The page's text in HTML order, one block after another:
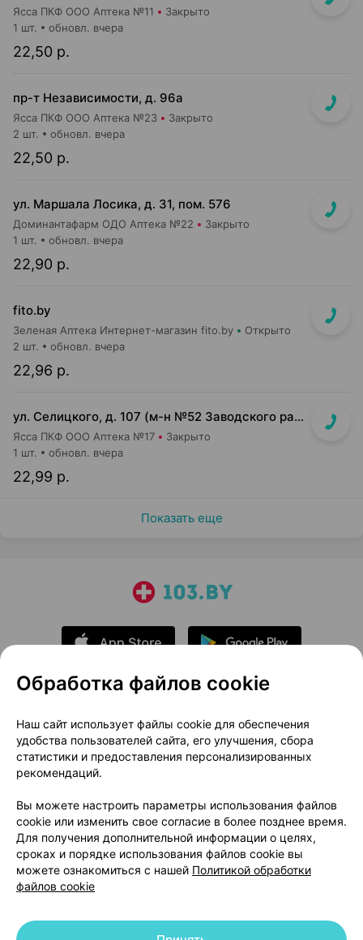
Ясса ПКФ ООО Аптека №11 Закрыто
22,50 р.
1 шт. обновл. вчера
пр-т Независимости, д. 96а
Ясса ПКФ ООО Аптека №23 Закрыто
22,50 р.
2 шт. обновл. вчера
ул. Маршала Лосика, д. 31, пом. 576
Доминантафарм ОДО Аптека №22 Закрыто
22,90 р.
1 шт. обновл. вчера
fito.by
Зеленая Аптека Интернет-магазин fito.by Открыто
22,96 р.
2 шт. обновл. вчера
ул. Селицкого, д. 107 (м-н №52 Заводского райпищеторга)
Ясса ПКФ ООО Аптека №17 Закрыто
22,99 р.
1 шт. обновл. вчера
Показать еще
О проекте
Новости проекта
Размещение рекламы
Медицинский маркетинг
Публичный договор
Доставка
Способы оплаты
Вакансии
Партнеры
Написать руководителю 103.by
Написать в поддержку
Персональные настройки Cookie
Обработка файлов cookie
Наш сайт использует файлы cookie для обеспечения
удобства пользователей сайта, его улучшения, сбора
статистики и предоставления персонализированных
рекомендаций.
Вы можете настроить параметры использования файлов
cookie или изменить свое согласие в более позднее время.
Для получения дополнительной информации о целях,
сроках и порядке использования файлов cookie вы
можете ознакомиться с нашей Политикой обработки
файлов cookie